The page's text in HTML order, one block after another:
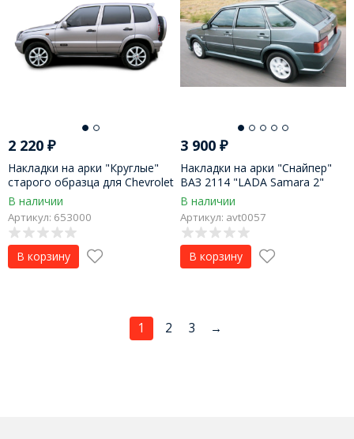
2 220 ₽
Накладки на арки "Круглые"
старого образца для Chevrolet
Niva (шагрень)
В наличии
Артикул: 653000
В корзину
3 900₽
Накладки на арки "Снайпер"
ВАЗ 2114 "LADA Samara 2"
В наличии
Артикул: avt0057
В корзину
1 2 3 →